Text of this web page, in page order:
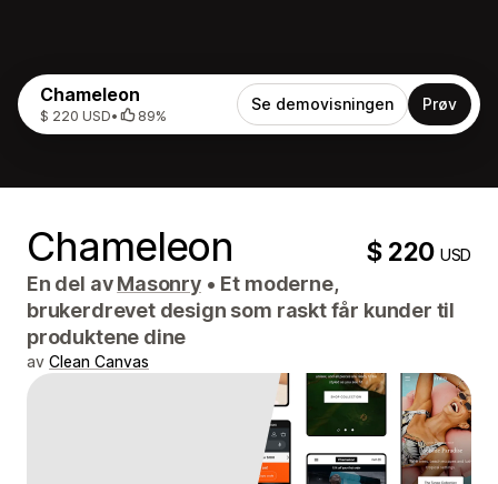
Chameleon
$ 220 USD• 89%
Se demovisningen Prøv
Chameleon $ 220USD
En del avMasonry • Et moderne,
brukerdrevet design som raskt får kunder til
produktene dine
av Clean Canvas